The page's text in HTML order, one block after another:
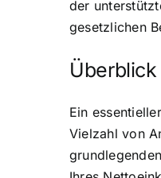
der
gesetzlichen
Ein
Vielzahl von